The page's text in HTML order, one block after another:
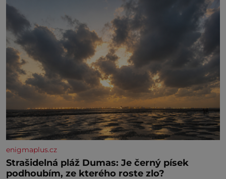
enigmaplus.cz
Strašidelná pláž Dumas: Je černý písek
podhoubím, ze kterého roste zlo?